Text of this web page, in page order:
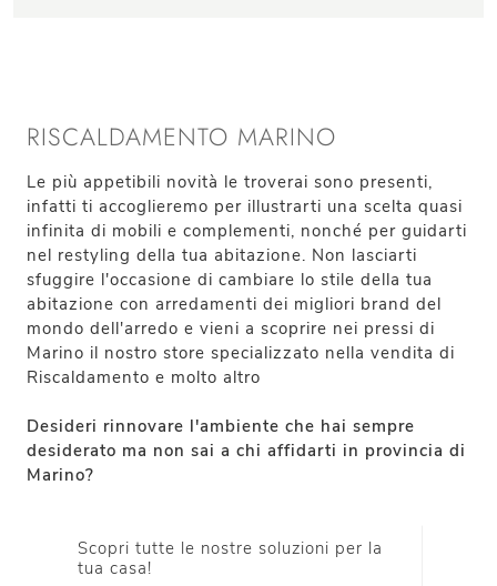
RISCALDAMENTO MARINO
Le più appetibili novità le troverai sono presenti,
infatti ti accoglieremo per illustrarti una scelta quasi
infinita di mobili e complementi, nonché per guidarti
nel restyling della tua abitazione. Non lasciarti
sfuggire l'occasione di cambiare lo stile della tua
abitazione con arredamenti dei migliori brand del
mondo dell'arredo e vieni a scoprire nei pressi di
Marino il nostro store specializzato nella vendita di
Riscaldamento e molto altro
Desideri rinnovare l'ambiente che hai sempre
desiderato ma non sai a chi affidarti in provincia di
Marino?
Scopri tutte le nostre soluzioni per la
tua casa!